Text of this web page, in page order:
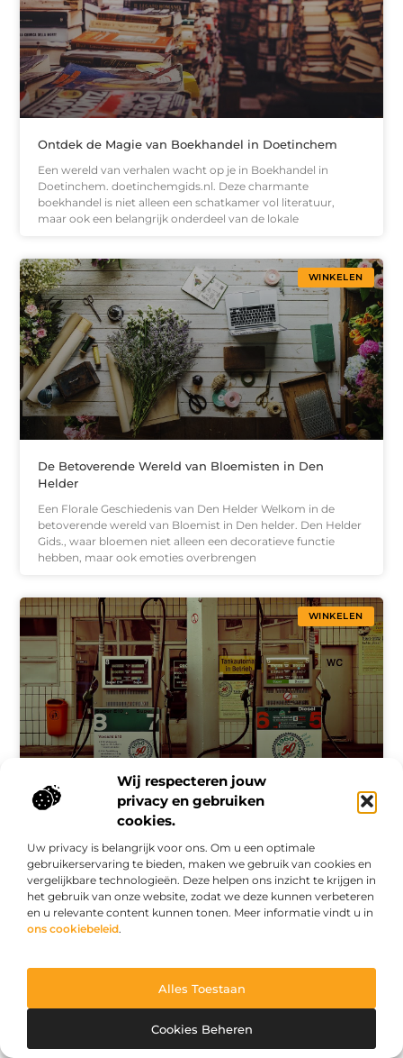
Wij respecteren jouw
privacy en gebruiken
cookies.
Uw privacy is belangrijk voor ons. Om u een optimale
gebruikerservaring te bieden, maken we gebruik van cookies en
vergelijkbare technologieën. Deze helpen ons inzicht te krijgen in
het gebruik van onze website, zodat we deze kunnen verbeteren
en u relevante content kunnen tonen. Meer informatie vindt u in
ons cookiebeleid.
Alles Toestaan
Cookies Beheren
Ontdek de Magie van Boekhandel in Doetinchem
Een wereld van verhalen wacht op je in Boekhandel in
Doetinchem. doetinchemgids.nl. Deze charmante
boekhandel is niet alleen een schatkamer vol literatuur,
maar ook een belangrijk onderdeel van de lokale
WINKELEN
De Betoverende Wereld van Bloemisten in Den
Helder
Een Florale Geschiedenis van Den Helder Welkom in de
betoverende wereld van Bloemist in Den helder. Den Helder
Gids., waar bloemen niet alleen een decoratieve functie
hebben, maar ook emoties overbrengen
WINKELEN
Ontdek Sittard's Benzinestation en Zijn Duurzame
Heb je ooit stilgestaan bij hoe jouw lokale benzinestation
een verschil kan maken in zowel jouw dagelijks leven als de
gemeenschap? Een van de meest prominente locaties is
het benzinestation in